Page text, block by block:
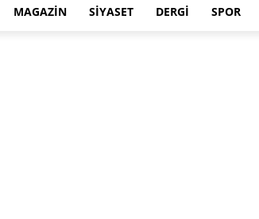
MAGAZIN SIYASET DERGI SPOR